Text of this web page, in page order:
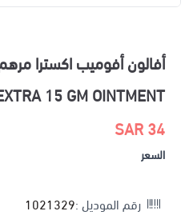
EXTRA 15 GM OINTMENT
34 SAR
السعر
رقم الموديل : 1021329